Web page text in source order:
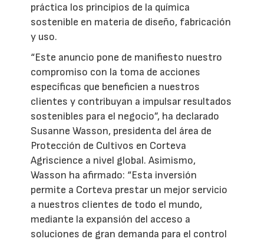
práctica los principios de la química
sostenible en materia de diseño, fabricación
y uso.
“Este anuncio pone de manifiesto nuestro
compromiso con la toma de acciones
específicas que beneficien a nuestros
clientes y contribuyan a impulsar resultados
sostenibles para el negocio”, ha declarado
Susanne Wasson, presidenta del área de
Protección de Cultivos en Corteva
Agriscience a nivel global. Asimismo,
Wasson ha afirmado: “Esta inversión
permite a Corteva prestar un mejor servicio
a nuestros clientes de todo el mundo,
mediante la expansión del acceso a
soluciones de gran demanda para el control